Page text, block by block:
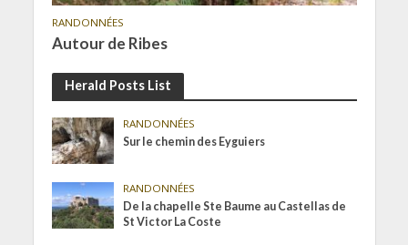
RANDONNÉES
Autour de Ribes
Herald Posts List
RANDONNÉES
Sur le chemin des Eyguiers
RANDONNÉES
De la chapelle Ste Baume au Castellas de
St Victor La Coste